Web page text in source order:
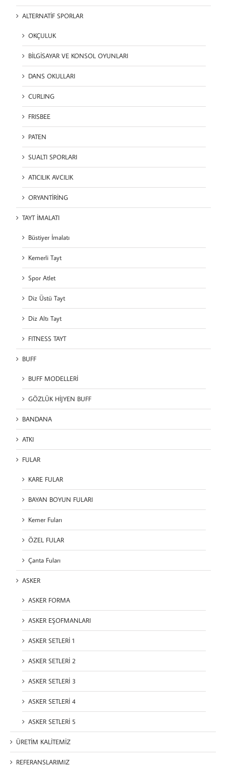
ALTERNATİF SPORLAR
OKÇULUK
BİLGİSAYAR VE KONSOL OYUNLARI
DANS OKULLARI
CURLING
FRISBEE
PATEN
SUALTI SPORLARI
ATICILIK AVCILIK
ORYANTİRİNG
TAYT İMALATI
Büstiyer İmalatı
Kemerli Tayt
Spor Atlet
Diz Üstü Tayt
Diz Altı Tayt
FITNESS TAYT
BUFF
BUFF MODELLERİ
GÖZLÜK HİJYEN BUFF
BANDANA
ATKI
FULAR
KARE FULAR
BAYAN BOYUN FULARI
Kemer Fuları
ÖZEL FULAR
Çanta Fuları
ASKER
ASKER FORMA
ASKER EŞOFMANLARI
ASKER SETLERİ 1
ASKER SETLERİ 2
ASKER SETLERİ 3
ASKER SETLERİ 4
ASKER SETLERİ 5
ÜRETİM KALİTEMİZ
REFERANSLARIMIZ